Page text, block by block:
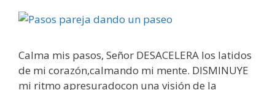
Calma mis pasos, Señor DESACELERA los latidos
de mi corazón,calmando mi mente. DISMINUYE
mi ritmo apresuradocon una visión de la